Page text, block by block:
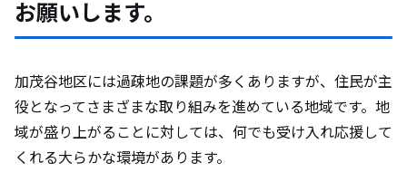
お願いします。
加茂谷地区には過疎地の課題が多くありますが、住民が主
役となってさまざまな取り組みを進めている地域です。地
域が盛り上がることに対しては、何でも受け入れ応援して
くれる大らかな環境があります。